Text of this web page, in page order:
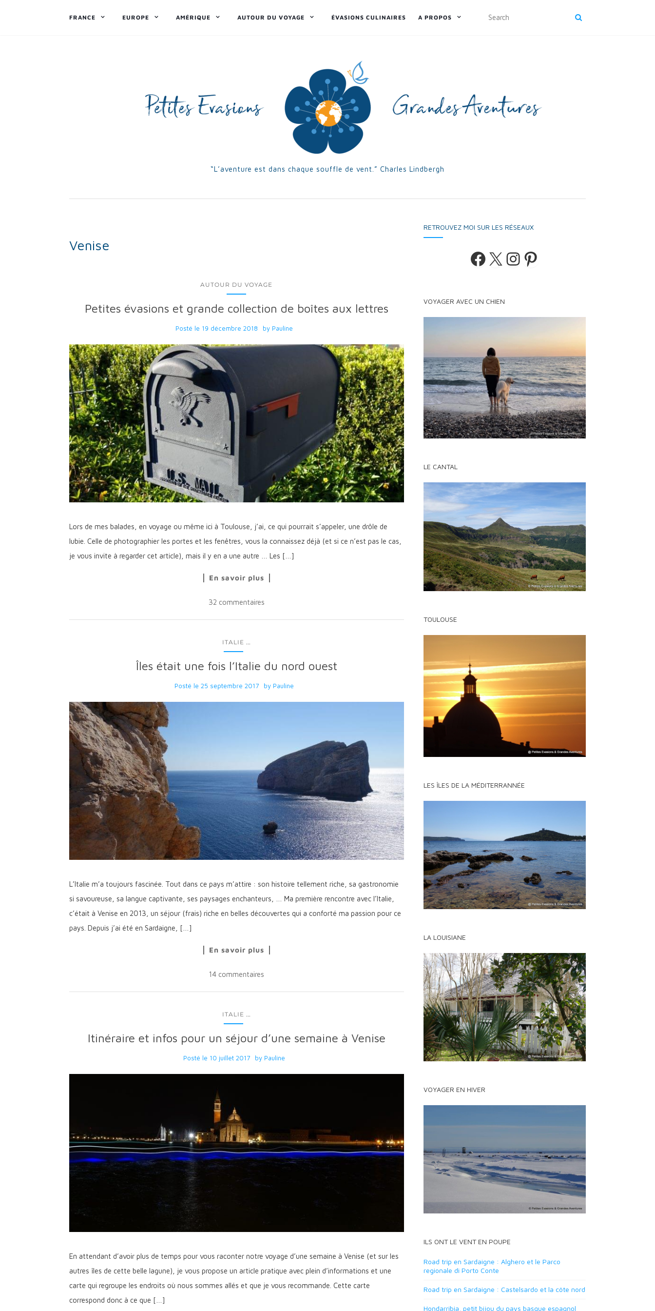
FRANCE EUROPE AMÉRIQUE AUTOUR DU VOYAGE ÉVASIONS CULINAIRES A PROPOS
“L’aventure est dans chaque souffle de vent.” Charles Lindbergh
Venise
AUTOUR DU VOYAGE
Petites évasions et grande collection de boîtes aux lettres
Posté le 19 décembre 2018 by Pauline
Lors de mes balades, en voyage ou même ici à Toulouse, j’ai, ce qui pourrait s’appeler, une drôle de
lubie. Celle de photographier les portes et les fenêtres, vous la connaissez déjà (et si ce n’est pas le cas,
je vous invite à regarder cet article), mais il y en a une autre … Les […]
En savoir plus
32 commentaires
ITALIE
Îles était une fois l’Italie du nord ouest
Posté le 25 septembre 2017 by Pauline
L’Italie m’a toujours fascinée. Tout dans ce pays m’attire : son histoire tellement riche, sa gastronomie
si savoureuse, sa langue captivante, ses paysages enchanteurs, … Ma première rencontre avec l’Italie,
c’était à Venise en 2013, un séjour (frais) riche en belles découvertes qui a conforté ma passion pour ce
pays. Depuis j’ai été en Sardaigne, […]
En savoir plus
14 commentaires
ITALIE
Itinéraire et infos pour un séjour d’une semaine à Venise
Posté le 10 juillet 2017 by Pauline
En attendant d’avoir plus de temps pour vous raconter notre voyage d’une semaine à Venise (et sur les
autres îles de cette belle lagune), je vous propose un article pratique avec plein d’informations et une
carte qui regroupe les endroits où nous sommes allés et que je vous recommande. Cette carte
correspond donc à ce que […]
RETROUVEZ MOI SUR LES RÉSEAUX
Facebook
X Instagram
Pinterest
VOYAGER AVEC UN CHIEN
LE CANTAL
TOULOUSE
LES ÎLES DE LA MÉDITERRANNÉE
LA LOUISIANE
VOYAGER EN HIVER
ILS ONT LE VENT EN POUPE
Road trip en Sardaigne : Alghero et le Parco
regionale di Porto Conte
Road trip en Sardaigne : Castelsardo et la côte nord
Hondarribia, petit bijou du pays basque espagnol